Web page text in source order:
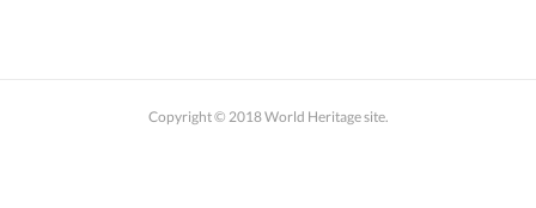
Copyright © 2018 World Heritage site.